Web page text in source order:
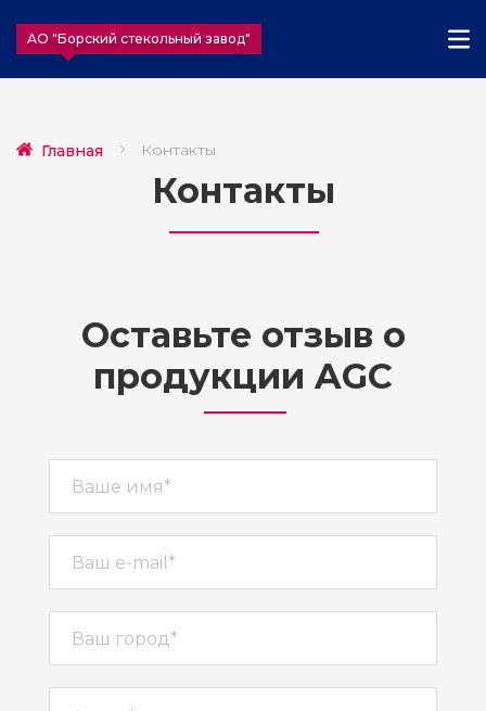
АО "Борский стекольный завод"
Главная Контакты
Контакты
Оставьте отзыв о
продукции AGC